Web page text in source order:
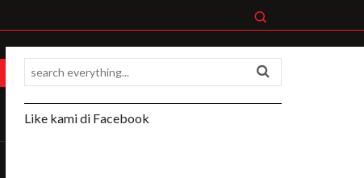
Like kami di Facebook